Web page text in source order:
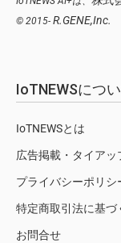
© 2015- R.GENE,Inc.
IoTNEWSにつ
IoTNEWSとは
広告掲載・タイアッ
プライバシーポリシ
特定商取引法に基づ
お問合せ